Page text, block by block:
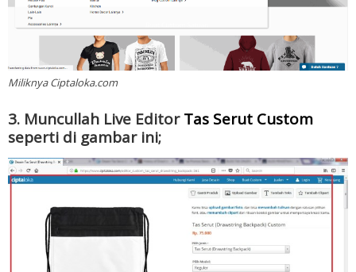
Miliknya Ciptaloka.com
3. Muncullah Live EditorTas Serut Custom
seperti di gambar ini;